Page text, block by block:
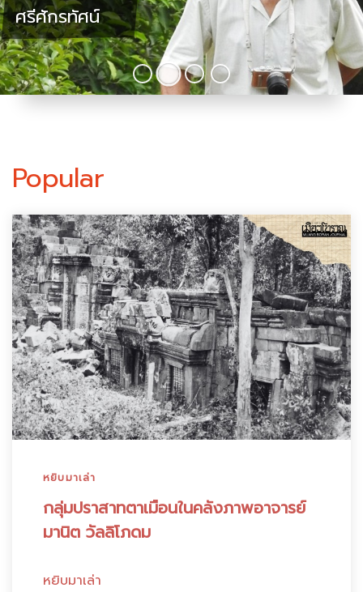
ศรีศักรทัศน์
Popular
หยิบมาเล่า
กลุ่มปราสาทตาเมือนในคลังภาพอาจารย์
มานิต วัลลิโภดม
หยิบมาเล่า